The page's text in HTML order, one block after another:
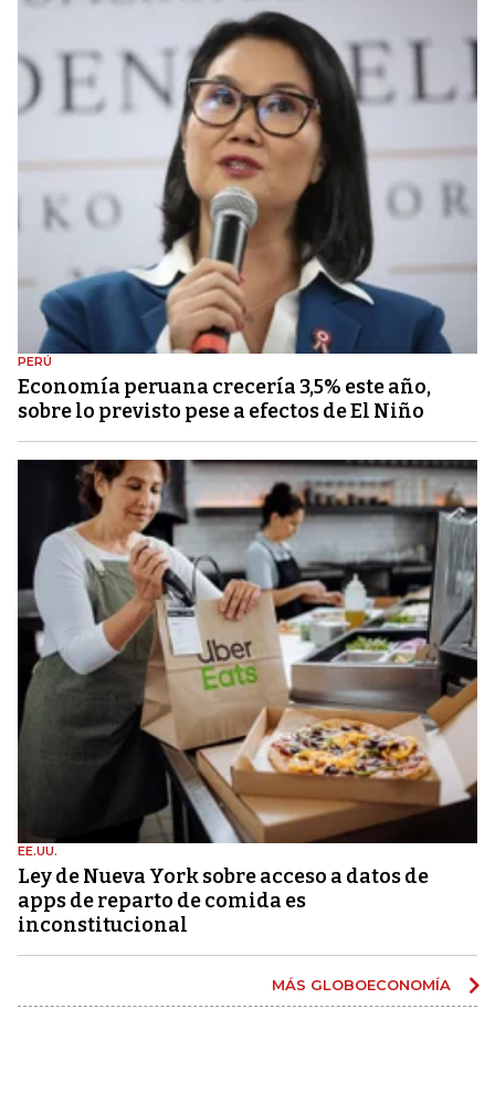
PERÚ
Economía peruana crecería 3,5% este año,
sobre lo previsto pese a efectos de El Niño
EE.UU.
Ley de Nueva York sobre acceso a datos de
apps de reparto de comida es
inconstitucional
MÁS GLOBOECONOMÍA